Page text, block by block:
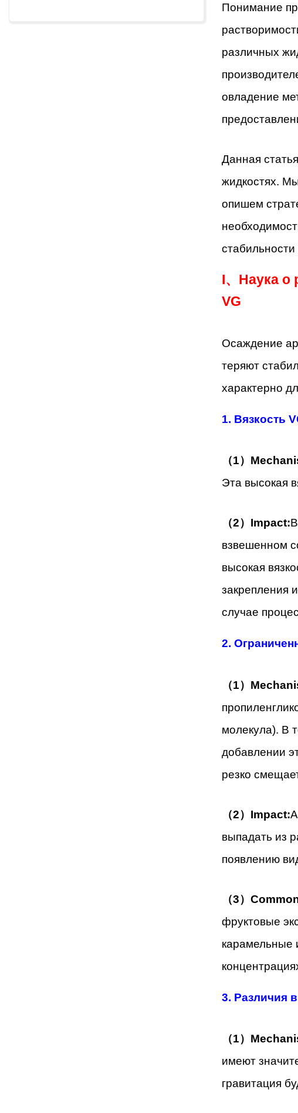
Понимание
различных
овладение
Данная
жидкостях.
опишем
I、 Наука о
VG
Осаждение
теряют
характерно
1. Вязкость
（1）
Эта высокая
（2）Impact:
взвешенном
высокая
закрепления
случае
2.
（1）
молекула). В
добавлении
резко
（2）Impact:
выпадать из
появлению
（3）
фруктовые
карамельные
3. Различия
（1）
имеют
гравитация